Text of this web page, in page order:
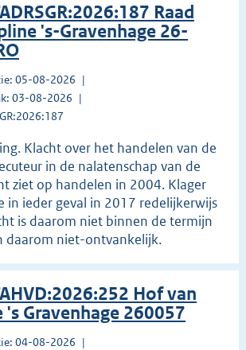
Raad
's-Gravenhage 26-
05-08-2026
03-08-2026
Klacht over het handelen van de
in de nalatenschap van de
ziet op handelen in 2004. Klager
in ieder geval in 2017 redelijkerwijs
is daarom niet binnen de termijn
daarom niet-ontvankelijk.
Hof van
's Gravenhage 260057
04-08-2026